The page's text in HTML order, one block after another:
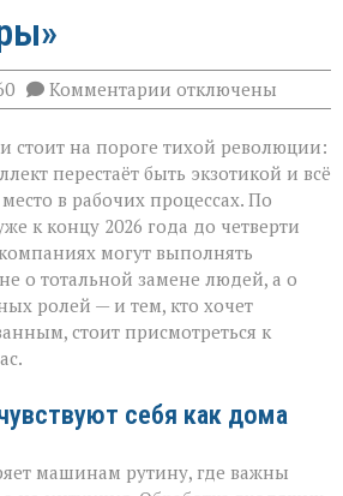
Комментарии к
записи
не
придёт
табличкой
“вы
уволены” — он
тихо
перепишет
правила
игры»
отключены
стоит на пороге тихой революции:
перестаёт быть экзотикой и всё
в рабочих процессах. По
к концу 2026 года до четверти
могут выполнять
о тотальной замене людей, а о
ролей — и тем, кто хочет
стоит присмотреться к
себя как дома
машинам рутину, где важны